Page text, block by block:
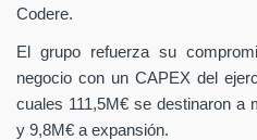
Codere.
El grupo refuerza su
negocio con un CAPEX del
cuales 111,5M€ se destinaron a
y 9,8M€ a expansión.